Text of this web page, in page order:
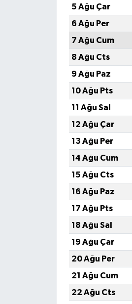
5 Ağu Çar
6 Ağu Per
7 Ağu Cum
8 Ağu Cts
9 Ağu Paz
10 Ağu Pts
11 Ağu Sal
12 Ağu Çar
13 Ağu Per
14 Ağu Cum
15 Ağu Cts
16 Ağu Paz
17 Ağu Pts
18 Ağu Sal
19 Ağu Çar
20 Ağu Per
21 Ağu Cum
22 Ağu Cts